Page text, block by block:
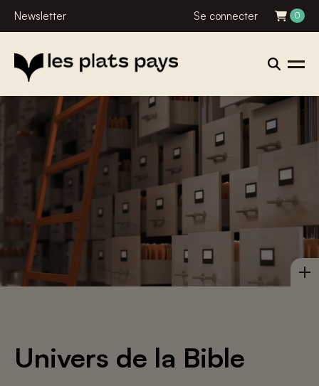
Newsletter Se connecter 0
Univers de la Bible